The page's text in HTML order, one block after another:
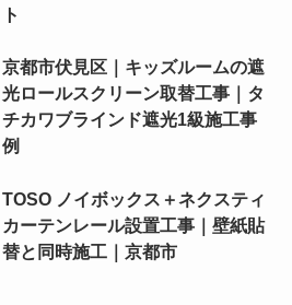
ト
京都市伏見区｜キッズルームの遮
光ロールスクリーン取替工事｜タ
チカワブラインド遮光1級施工事
例
TOSO ノイボックス＋ネクスティ
カーテンレール設置工事｜壁紙貼
替と同時施工｜京都市